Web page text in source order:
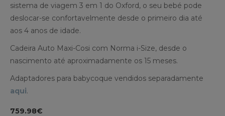
sistema de viagem 3 em 1 do Oxford, o seu bebé pode
deslocar-se confortavelmente desde o primeiro dia até
aos 4 anos de idade.
Cadeira Auto Maxi-Cosi com Norma i-Size, desde o
nascimento até aproximadamente os 15 meses.
Adaptadores para babycoque vendidos separadamente
aqui.
759.98€